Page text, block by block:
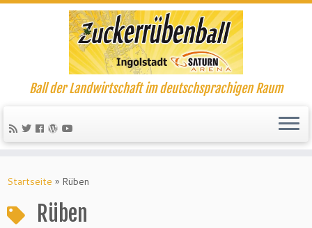
Ball der Landwirtschaft im deutschsprachigen Raum
Startseite » Rüben
Rüben